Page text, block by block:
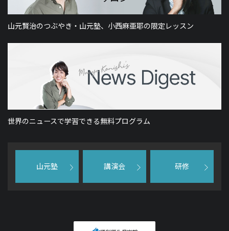
山元賢治のつぶやき・山元塾、小西麻亜耶の限定レッスン
世界のニュースで学習できる無料プログラム
山元塾 講演会 研修